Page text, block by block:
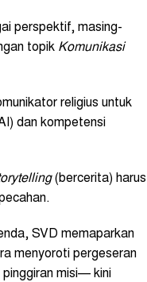
perspektif, masing-
topik Komunikasi
religius untuk
dan kompetensi
(bercerita) harus
SVD memaparkan
menyoroti pergeseran
misi— kini